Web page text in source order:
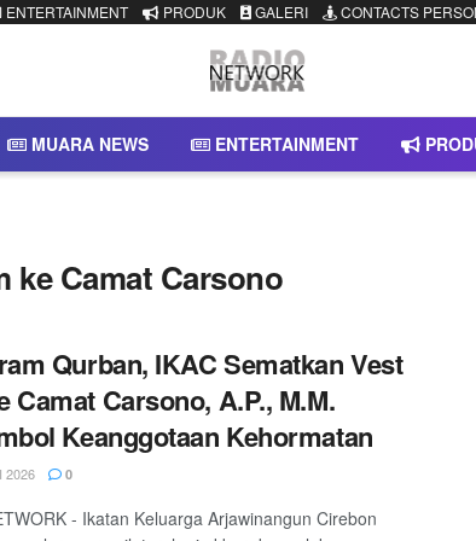
ENTERTAINMENT PRODUK GALERI CONTACTS
MUARA NEWS ENTERTAINMENT
ke Camat Carsono
Qurban, IKAC Sematkan Vest
Camat Carsono, A.P., M.M.
Keanggotaan Kehormatan
2026 0
- Ikatan Keluarga Arjawinangun Cirebon